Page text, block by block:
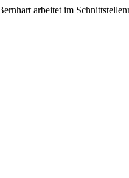
arbeitet im